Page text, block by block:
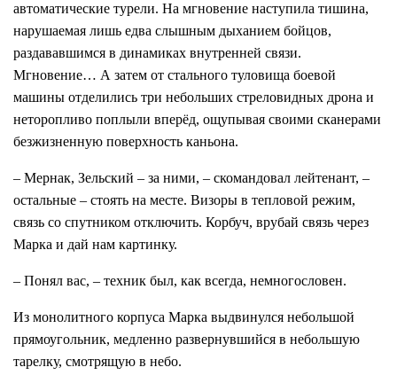
автоматические турели. На мгновение наступила тишина,
нарушаемая лишь едва слышным дыханием бойцов,
раздававшимся в динамиках внутренней связи.
Мгновение… А затем от стального туловища боевой
машины отделились три небольших стреловидных дрона и
неторопливо поплыли вперёд, ощупывая своими сканерами
безжизненную поверхность каньона.
– Мернак, Зельский – за ними, – скомандовал лейтенант, –
остальные – стоять на месте. Визоры в тепловой режим,
связь со спутником отключить. Корбуч, врубай связь через
Марка и дай нам картинку.
– Понял вас, – техник был, как всегда, немногословен.
Из монолитного корпуса Марка выдвинулся небольшой
прямоугольник, медленно развернувшийся в небольшую
тарелку, смотрящую в небо.